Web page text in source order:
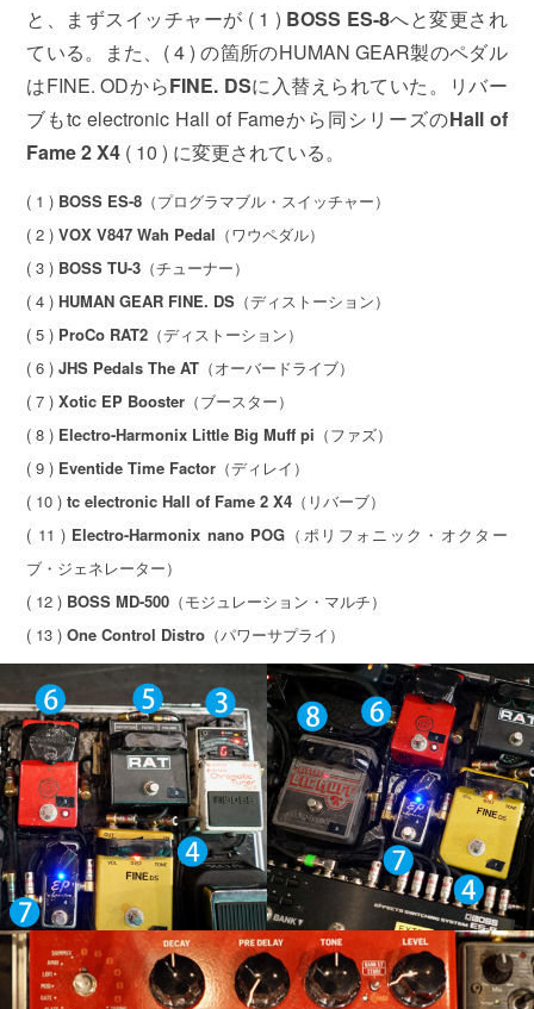
と、まずスイッチャーが ( 1 ) BOSS ES-8へと変更され
ている。また、( 4 ) の箇所のHUMAN GEAR製のペダル
はFINE. ODからFINE. DSに入替えられていた。リバー
ブもtc electronic Hall of Fameから同シリーズのHall of
Fame 2 X4 ( 10 ) に変更されている。
( 1 ) BOSS ES-8 （プログラマブル・スイッチャー）
( 2 )VOX V847 Wah Pedal （ワウペダル）
( 3 ) BOSS TU-3 （チューナー）
( 4 ) HUMAN GEAR FINE. DS （ディストーション）
( 5 ) ProCo RAT2 （ディストーション）
( 6 )JHS Pedals The AT （オーバードライブ）
( 7 )Xotic EP Booster （ブースター）
( 8 ) Electro-Harmonix Little Big Muff pi （ファズ）
( 9 ) Eventide Time Factor （ディレイ）
( 10 )tc electronic Hall of Fame 2 X4 （リバーブ）
( 11 ) Electro-Harmonix nano POG （ポリフォニック・オクター
ブ・ジェネレーター）
( 12 ) BOSS MD-500 （モジュレーション・マルチ）
( 13 )One Control Distro （パワーサプライ）